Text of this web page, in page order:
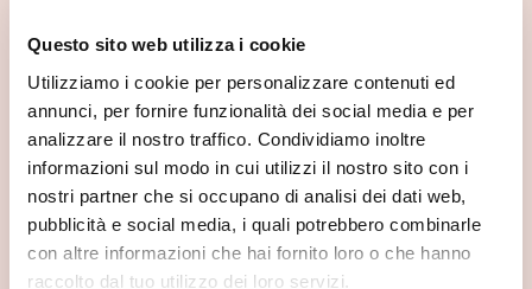
Questo sito web utilizza i cookie
Utilizziamo i cookie per personalizzare contenuti ed
annunci, per fornire funzionalità dei social media e per
analizzare il nostro traffico. Condividiamo inoltre
informazioni sul modo in cui utilizzi il nostro sito con i
nostri partner che si occupano di analisi dei dati web,
pubblicità e social media, i quali potrebbero combinarle
con altre informazioni che hai fornito loro o che hanno
raccolto dal tuo utilizzo dei loro servizi.
📍 Cosa vedere nei dintorni
Se vuoi scoprire di più su questa zona, qui trovi altri
spunti utili.